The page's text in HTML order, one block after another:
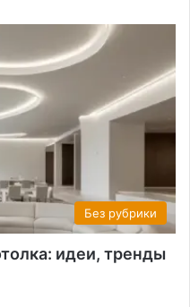
Без рубрики
идеи, тренды